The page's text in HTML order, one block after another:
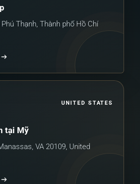
Thạnh, Thành phố Hồ Chí
UNITED STATES
tại Mỹ
VA 20109, United